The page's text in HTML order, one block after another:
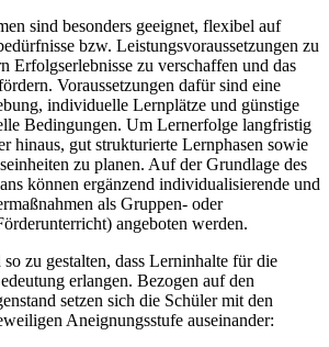
sind besonders geeignet, flexibel auf
bzw. Leistungsvoraussetzungen zu
Erfolgserlebnisse zu verschaffen und das
Voraussetzungen dafür sind eine
individuelle Lernplätze und günstige
Bedingungen. Um Lernerfolge langfristig
hinaus, gut strukturierte Lernphasen sowie
zu planen. Auf der Grundlage des
können ergänzend individualisierende und
als Gruppen- oder
angeboten werden.
zu gestalten, dass Lerninhalte für die
erlangen. Bezogen auf den
setzen sich die Schüler mit den
Aneignungsstufe auseinander: